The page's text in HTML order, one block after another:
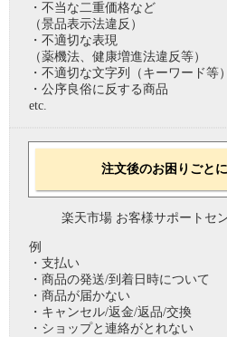
・不当な二重価格など
（景品表示法違反）
・不適切な表現
（薬機法、健康増進法違反等）
・不適切な文字列（キーワード等）
・公序良俗に反する商品
etc.
注文後のお困りごと
楽天市場 お客様サポートセ
例
・支払い
・商品の発送/到着日時について
・商品が届かない
・キャンセル/返金/返品/交換
・ショップと連絡がとれない